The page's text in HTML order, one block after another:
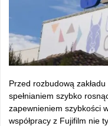
Przed rozbudową
spełnianiem szybko
zapewnieniem szybkości
współpracy z Fujifilm nie